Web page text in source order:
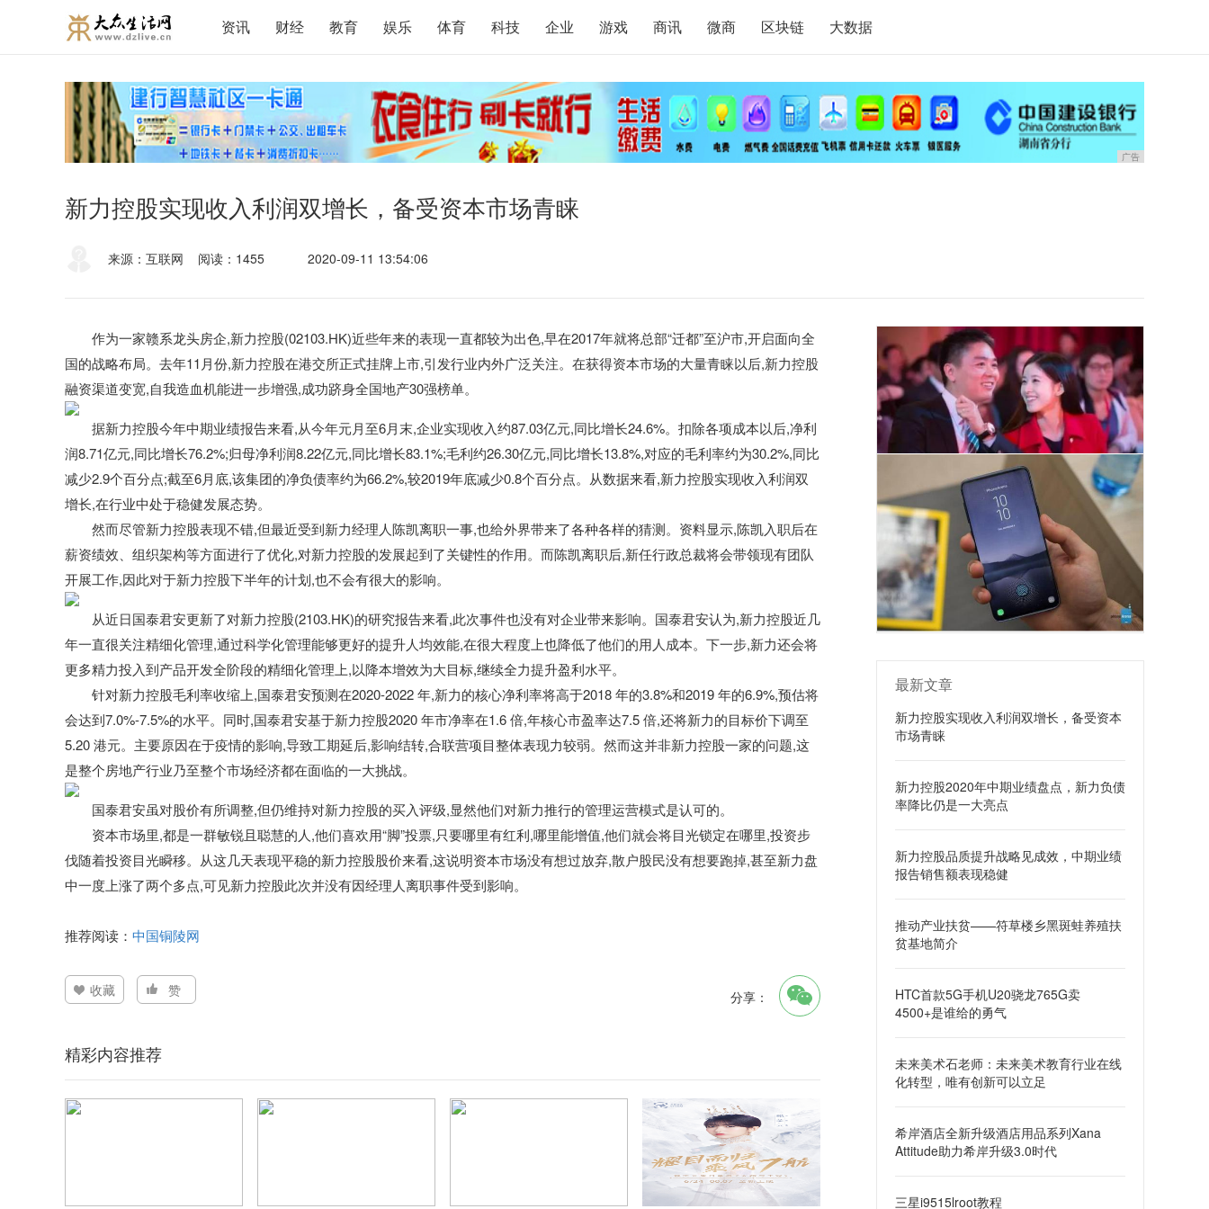
资讯 财经 教育 娱乐 体育 科技 企业 游戏 商讯 微商 区块链 大数据
广告
新力控股实现收入利润双增长，备受资本市场青睐
来源：互联网 阅读：1455 2020-09-11 13:54:06
作为一家赣系龙头房企,新力控股(02103.HK)近些年来的表现一直都较为出色,早在2017年就将总部“迁都”至沪市,开启面向全
国的战略布局。去年11月份,新力控股在港交所正式挂牌上市,引发行业内外广泛关注。在获得资本市场的大量青睐以后,新力控股
融资渠道变宽,自我造血机能进一步增强,成功跻身全国地产30强榜单。
据新力控股今年中期业绩报告来看,从今年元月至6月末,企业实现收入约87.03亿元,同比增长24.6%。扣除各项成本以后,净利
润8.71亿元,同比增长76.2%;归母净利润8.22亿元,同比增长83.1%;毛利约26.30亿元,同比增长13.8%,对应的毛利率约为30.2%,同比
减少2.9个百分点;截至6月底,该集团的净负债率约为66.2%,较2019年底减少0.8个百分点。从数据来看,新力控股实现收入利润双
增长,在行业中处于稳健发展态势。
然而尽管新力控股表现不错,但最近受到新力经理人陈凯离职一事,也给外界带来了各种各样的猜测。资料显示,陈凯入职后在
薪资绩效、组织架构等方面进行了优化,对新力控股的发展起到了关键性的作用。而陈凯离职后,新任行政总裁将会带领现有团队
开展工作,因此对于新力控股下半年的计划,也不会有很大的影响。
从近日国泰君安更新了对新力控股(2103.HK)的研究报告来看,此次事件也没有对企业带来影响。国泰君安认为,新力控股近几
年一直很关注精细化管理,通过科学化管理能够更好的提升人均效能,在很大程度上也降低了他们的用人成本。下一步,新力还会将
更多精力投入到产品开发全阶段的精细化管理上,以降本增效为大目标,继续全力提升盈利水平。
针对新力控股毛利率收缩上,国泰君安预测在2020-2022 年,新力的核心净利率将高于2018 年的3.8%和2019 年的6.9%,预估将
会达到7.0%-7.5%的水平。同时,国泰君安基于新力控股2020 年市净率在1.6 倍,年核心市盈率达7.5 倍,还将新力的目标价下调至
5.20 港元。主要原因在于疫情的影响,导致工期延后,影响结转,合联营项目整体表现力较弱。然而这并非新力控股一家的问题,这
是整个房地产行业乃至整个市场经济都在面临的一大挑战。
国泰君安虽对股价有所调整,但仍维持对新力控股的买入评级,显然他们对新力推行的管理运营模式是认可的。
资本市场里,都是一群敏锐且聪慧的人,他们喜欢用“脚”投票,只要哪里有红利,哪里能增值,他们就会将目光锁定在哪里,投资步
伐随着投资目光瞬移。从这几天表现平稳的新力控股股价来看,这说明资本市场没有想过放弃,散户股民没有想要跑掉,甚至新力盘
中一度上涨了两个多点,可见新力控股此次并没有因经理人离职事件受到影响。
推荐阅读： 中国铜陵网
收藏 赞 分享：
精彩内容推荐
最新文章
新力控股实现收入利润双增长，备受资本
市场青睐
新力控股2020年中期业绩盘点，新力负债
率降比仍是一大亮点
新力控股品质提升战略见成效，中期业绩
报告销售额表现稳健
推动产业扶贫——符草楼乡黑斑蛙养殖扶
贫基地简介
HTC首款5G手机U20骁龙765G卖
4500+是谁给的勇气
未来美术石老师：未来美术教育行业在线
化转型，唯有创新可以立足
希岸酒店全新升级酒店用品系列Xana
Attitude助力希岸升级3.0时代
三星i9515lroot教程